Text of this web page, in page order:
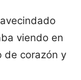
viendo en
de corazón y